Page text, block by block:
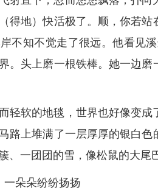
得地）快活极了。顺，你若
不知不觉走了很远。他看见
。头上磨一根铁棒。她一边磨
轻软的地毯，世界也好像变
路上堆满了一层厚厚的银白色
、一团团的雪，像松鼠的大尾
一朵朵纷纷扬扬